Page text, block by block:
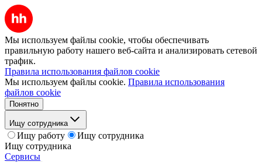
Мы используем файлы cookie, чтобы обеспечивать
правильную работу нашего веб-сайта и анализировать сетевой
трафик.
Правила использования файлов cookie
Мы используем файлы cookie. Правила использования
файлов cookie
Понятно
Ищу сотрудника
Ищу работу
Ищу сотрудника
Ищу сотрудника
Сервисы